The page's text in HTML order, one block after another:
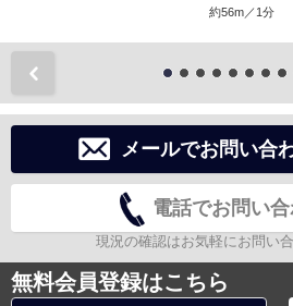
約56m／1分
メールでお問い合
電話でお問い
現況の確認はお気軽にお問い合
無料会員登録はこちら